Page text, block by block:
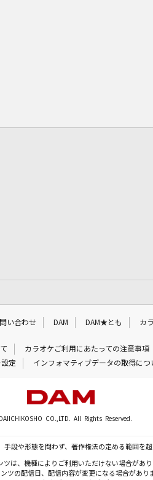
い合わせ DAM DAM★とも カ
カラオケご利用にあたっての注意事項
定 インフォマティブデータの取得につ
CO.,LTD. All Rights Reserved.
段や形態を問わず、著作権法の定める範囲を
ツは、機種によりご利用いただけない場合があり
ツの配信日、配信内容が変更になる場合があり